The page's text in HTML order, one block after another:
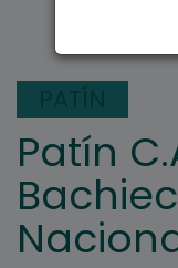
Patín